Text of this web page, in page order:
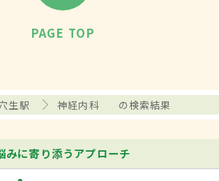
PAGE TOP
生駅 神経内科 の検索結果
みに寄り添うアプローチ